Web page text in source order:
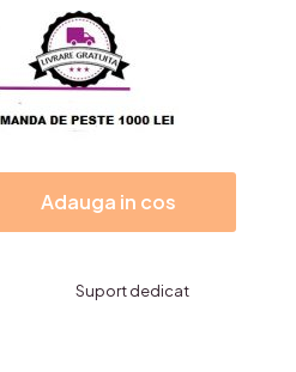
Adauga in cos
Suport dedicat